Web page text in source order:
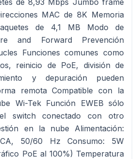
de 8,93 Mbps Jumbo frame
MAC de 8K Memoria
de 4,1 MB Modo de
and Forward Prevención
Funciones comunes como
reinicio de PoE, división de
y depuración pueden
remota Compatible con la
Wi-Tek Función EWEB sólo
switch conectado con otro
en la nube Alimentación:
50/60 Hz Consumo: 5W
PoE al 100%) Temperatura